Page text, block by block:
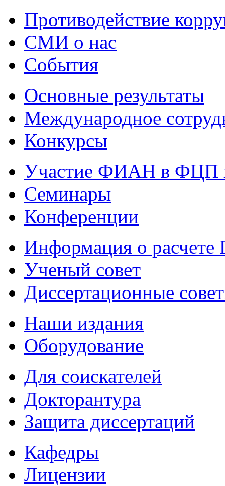
Противодействие
СМИ о нас
События
Основные результаты
Международное
Конкурсы
Участие ФИАН в ФЦП
Семинары
Конференции
Информация о
Ученый совет
Диссертационные
Наши издания
Оборудование
Для соискателей
Докторантура
Защита диссертаций
Кафедры
Лицензии